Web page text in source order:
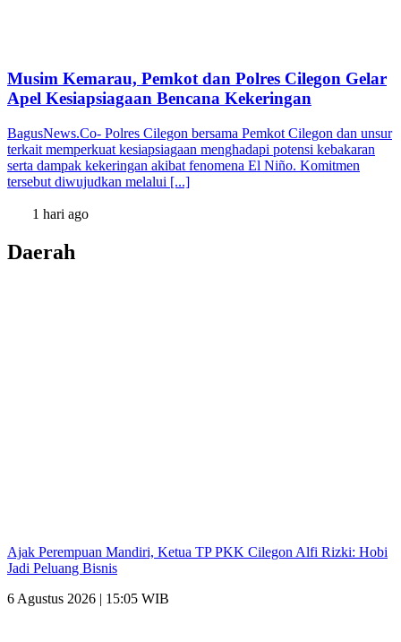
Musim Kemarau, Pemkot dan Polres Cilegon Gelar
Apel Kesiapsiagaan Bencana Kekeringan
BagusNews.Co- Polres Cilegon bersama Pemkot Cilegon dan unsur
terkait memperkuat kesiapsiagaan menghadapi potensi kebakaran
serta dampak kekeringan akibat fenomena El Niño. Komitmen
tersebut diwujudkan melalui [...]
1 hari ago
Daerah
Ajak Perempuan Mandiri, Ketua TP PKK Cilegon Alfi Rizki: Hobi
Jadi Peluang Bisnis
6 Agustus 2026 | 15:05 WIB